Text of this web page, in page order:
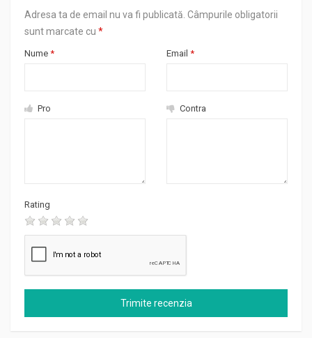
Adresa ta de email nu va fi publicată. Câmpurile obligatorii
sunt marcate cu *
Nume * Email *
Pro Contra
Rating